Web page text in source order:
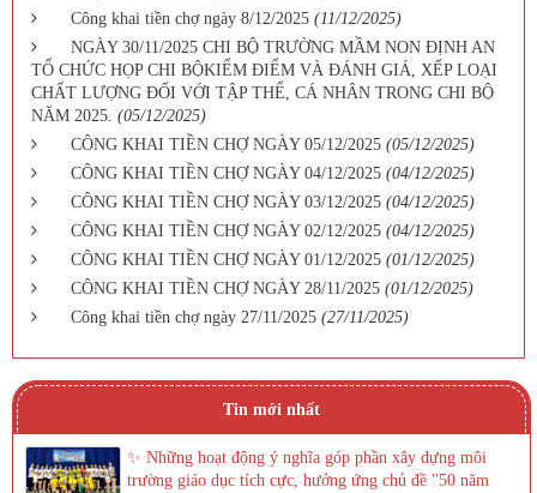
Công khai tiền chợ ngày 8/12/2025 (11/12/2025)
NGÀY 30/11/2025 CHI BỘ TRƯỜNG MẦM NON ĐỊNH AN
TỔ CHỨC HỌP CHI BỘKIỂM ĐIỂM VÀ ĐÁNH GIÁ, XẾP LOẠI
CHẤT LƯỢNG ĐỐI VỚI TẬP THỂ, CÁ NHÂN TRONG CHI BỘ
NĂM 2025. (05/12/2025)
CÔNG KHAI TIỀN CHỢ NGÀY 05/12/2025 (05/12/2025)
CÔNG KHAI TIỀN CHỢ NGÀY 04/12/2025 (04/12/2025)
CÔNG KHAI TIỀN CHỢ NGÀY 03/12/2025 (04/12/2025)
CÔNG KHAI TIỀN CHỢ NGÀY 02/12/2025 (04/12/2025)
CÔNG KHAI TIỀN CHỢ NGÀY 01/12/2025 (01/12/2025)
CÔNG KHAI TIỀN CHỢ NGÀY 28/11/2025 (01/12/2025)
Công khai tiền chợ ngày 27/11/2025 (27/11/2025)
Tin mới nhất
✨ Những hoạt động ý nghĩa góp phần xây dựng môi
trường giáo dục tích cực, hưởng ứng chủ đề "50 năm